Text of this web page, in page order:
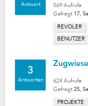
Antwort 569 Aufrufe
Gefragt 17,
REVOLER
BENUTZER
3
Antworten 624 Aufrufe
Gefragt 25,
PROJEKTE